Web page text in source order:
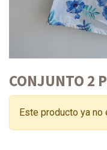
CONJUNTO 2
Este producto ya